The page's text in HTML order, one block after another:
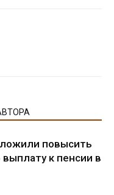
повысить
к пенсии в